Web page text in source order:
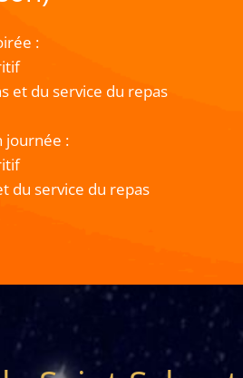
:
et du service du repas
journée :
du service du repas